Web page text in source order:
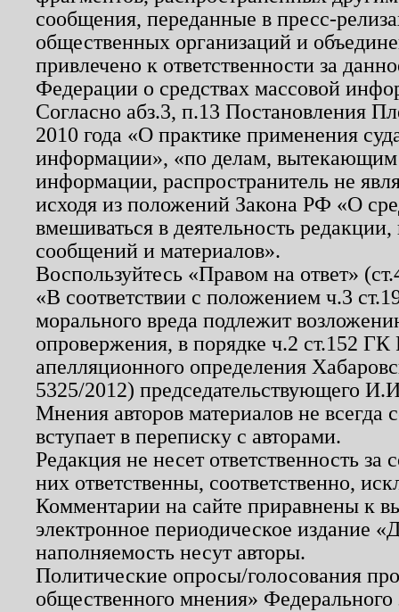
сообщения, переданные в пресс-
общественных организаций и
привлечено к ответственности за
Федерации о средствах массовой
Согласно абз.3, п.13 Постановления
2010 года «О практике применения
информации», «по делам, вытекающим
информации, распространитель не
исходя из положений Закона РФ «О
вмешиваться в деятельность
сообщений и материалов».
Воспользуйтесь «Правом на ответ»
«В соответствии с положением ч.3
морального вреда подлежит
опровержения, в порядке ч.2 ст.152
апелляционного определения
5325/2012) председательствующего
Мнения авторов материалов не
вступает в переписку с авторами.
Редакция не несет ответственность
них ответственны, соответственно,
Комментарии на сайте приравнены к
электронное периодическое издание
наполняемость несут авторы.
Политические опросы/голосования
общественного мнения»